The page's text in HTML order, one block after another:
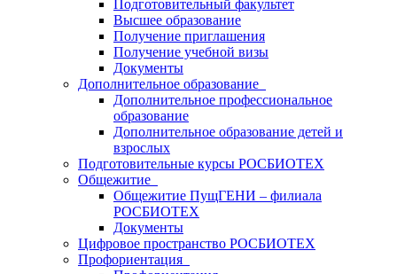
Подготовительный факультет
Высшее образование
Получение приглашения
Получение учебной визы
Документы
Дополнительное образование
Дополнительное профессиональное
образование
Дополнительное образование детей и
взрослых
Подготовительные курсы РОСБИОТЕХ
Общежитие
Общежитие ПущГЕНИ – филиала
РОСБИОТЕХ
Документы
Цифровое пространство РОСБИОТЕХ
Профориентация